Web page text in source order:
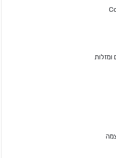
ומזלות